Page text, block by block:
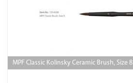
MPF Classic Kolinsky Ceramic Brush, Size 8